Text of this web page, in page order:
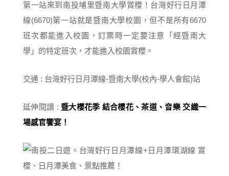
第一站來到南投埔里暨南大學賞櫻！台灣好行日月潭
線(6670)第一站就是暨南大學校園，但不是所有6670
班次都能進入校園，訂票時一定要注意「經暨南大
學」的特定班次，才能進入校園賞櫻。
交通 : 台灣好行日月潭線-暨南大學(校內-學人會館)站
延伸閱讀 : 暨大櫻花季 結合櫻花、茶道、音樂 交織一
場感官饗宴！